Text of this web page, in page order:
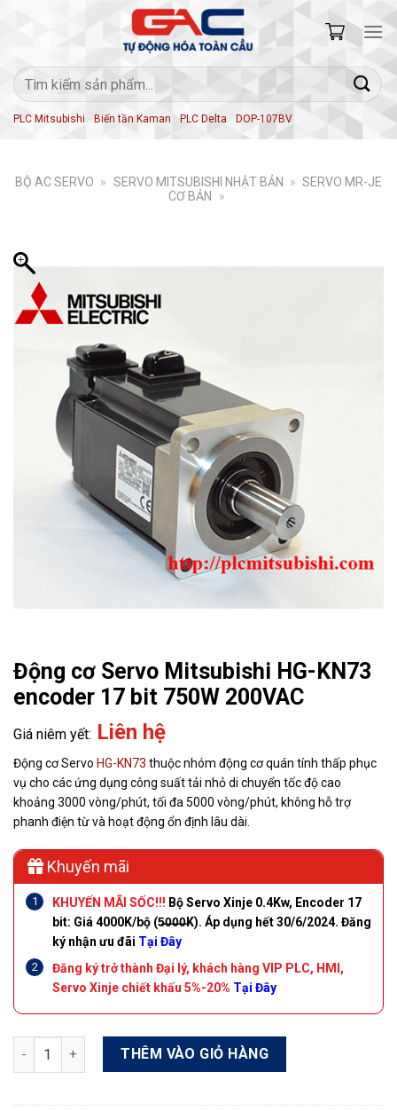
Tìm
kiếm:
PLC Mitsubishi Biến tần Kaman PLC Delta DOP-107BV
BỘ AC SERVO » SERVO MITSUBISHI NHẬT BẢN » SERVO MR-JE
CƠ BẢN
»
Động cơ Servo Mitsubishi HG-KN73
encoder 17 bit 750W 200VAC
Liên hệ
Động cơ Servo HG-KN73 thuộc nhóm động cơ quán tính thấp phục
vụ cho các ứng dụng công suất tải nhỏ di chuyển tốc độ cao
khoảng 3000 vòng/phút, tối đa 5000 vòng/phút, không hỗ trợ
phanh điện từ và hoạt động ổn định lâu dài.
Khuyến mãi
KHUYẾN MÃI SỐC!!! Bộ Servo Xinje 0.4Kw, Encoder 17
bit: Giá 4000K/bộ (5̶0̶0̶0̶K). Áp dụng hết 30/6/2024. Đăng
ký nhận ưu đãi Tại Đây
Đăng ký trở thành Đại lý, khách hàng VIP PLC, HMI,
Servo Xinje chiết khấu 5%-20% Tại Đây
Động cơ Servo Mitsubishi HG-KN73 encoder 17 bit 750W
THÊM VÀO GIỎ HÀNG